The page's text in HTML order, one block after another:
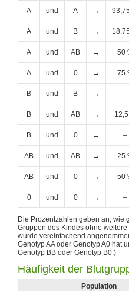
A und A →
A und B →
A und AB → 50
A und 0 → 75
B und B → –
B und AB →
B und 0 → –
AB und AB → 25
AB und 0 → 50
0 und 0 → –
Die Prozentzahlen geben an, wie
Gruppen des Kindes ohne
wurde vereinfachend
Genotyp AA oder Genotyp A0 hat
Genotyp BB oder Genotyp B0.)
Häufigkeit der
Population